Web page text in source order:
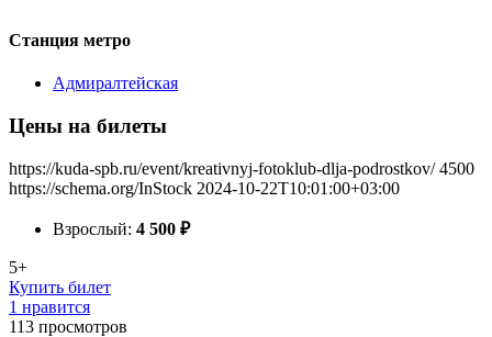
Станция метро
Адмиралтейская
Цены на билеты
https://kuda-spb.ru/event/kreativnyj-fotoklub-dlja-podrostkov/ 4500
https://schema.org/InStock 2024-10-22T10:01:00+03:00
Взрослый: 4 500 ₽
5+
Купить билет
1 нравится
113 просмотров